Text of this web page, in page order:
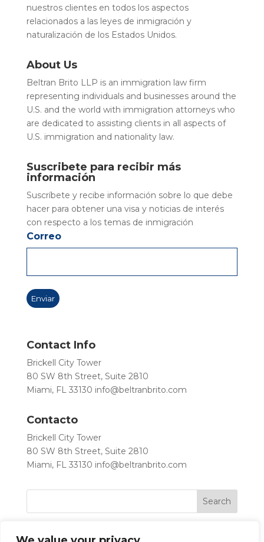
nuestros clientes en todos los aspectos
relacionados a las leyes de inmigración y
naturalización de los Estados Unidos.
About Us
Beltran Brito LLP is an immigration law firm
representing individuals and businesses around the
U.S. and the world with immigration attorneys who
are dedicated to assisting clients in all aspects of
U.S. immigration and nationality law.
Suscribete para recibir más
información
Suscríbete y recibe información sobre lo que debe
hacer para obtener una visa y noticias de interés
con respecto a los temas de inmigración
Correo
Contact Info
Brickell City Tower
80 SW 8th Street, Suite 2810
Miami, FL 33130 info@beltranbrito.com
Contacto
Brickell City Tower
80 SW 8th Street, Suite 2810
Miami, FL 33130 info@beltranbrito.com